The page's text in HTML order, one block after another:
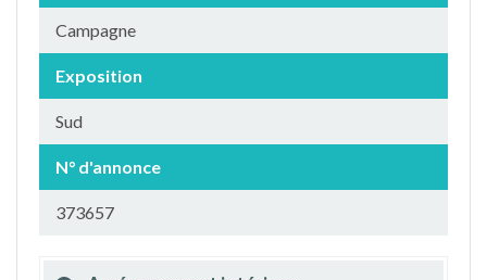
Campagne
Exposition
Sud
N° d'annonce
373657